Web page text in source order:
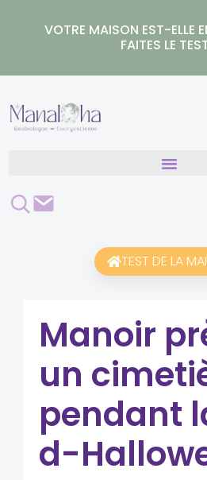
VOTRE MAISON EST-ELLE
FAITES LE
Rechercher
Contact
TEST DE LA
Manoir
un
pendant
d-